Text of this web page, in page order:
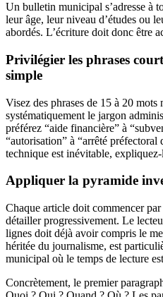
Un bulletin municipal s’adresse à
leur âge, leur niveau d’études ou
abordés. L’écriture doit donc être
Privilégier les phrases
simple
Visez des phrases de 15 à 20
systématiquement le jargon
préférez “aide financière” à
“autorisation” à “arrêté préfectoral
technique est inévitable,
Appliquer la pyramide
Chaque article doit commencer
détailler progressivement. Le
lignes doit déjà avoir compris le
héritée du journalisme, est
municipal où le temps de lecture
Concrètement, le premier